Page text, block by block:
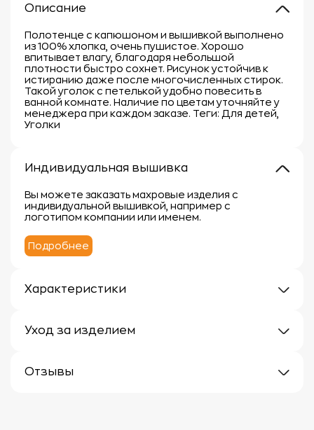
Описание
Полотенце с капюшоном и вышивкой выполнено
из 100% хлопка, очень пушистое. Хорошо
впитывает влагу, благодаря небольшой
плотности быстро сохнет. Рисунок устойчив к
истиранию даже после многочисленных стирок.
Такой уголок с петелькой удобно повесить в
ванной комнате. Наличие по цветам уточняйте у
менеджера при каждом заказе. Теги: Для детей,
Уголки
Индивидуальная вышивка
Вы можете заказать махровые изделия с
индивидуальной вышивкой, например с
логотипом компании или именем.
Подробнее
Характеристики
Материал: 100% хлопок
Уход за изделием
чтобы сохранить их мягкость, впитывающие
Отзывы